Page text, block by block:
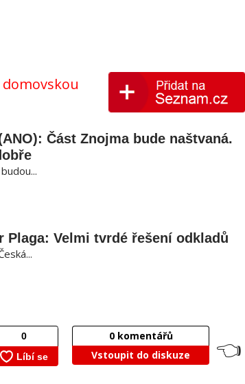
Část Znojma bude naštvaná.
Plaga: Velmi tvrdé řešení odkladů
0komentářů
Vstoupit do diskuze
👈